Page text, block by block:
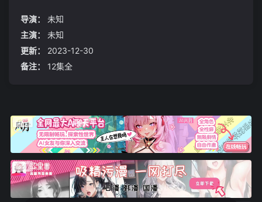
和其他国家发动一次战争，并且取得胜利。一个超级辛苦的工
的科马里。我绝对想拒绝，但既然是皇帝直接任命的，我连退
出都不可以。如果她的真实能力被暴露的话，这种情况就注定
了……但是，小玛丽还是以她的可爱为武器来执行她的使命！
的最强（！？）吸血鬼公主的惊人进军从这里开始！
导演：
未知
主演：
未知
更新：
2023-12-30
备注：
12集全